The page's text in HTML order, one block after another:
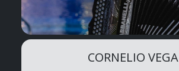
CORNELIO VEGA